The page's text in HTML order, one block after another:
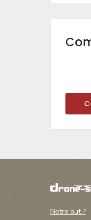
Notre but ?